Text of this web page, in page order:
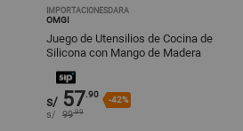
IMPORTACIONESDARA
OMGI
Juego de Utensilios de Cocina de
Silicona con Mango de Madera
s/ 57.90
-42%
s/ 99.99